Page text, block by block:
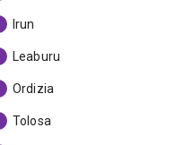
Irun
Leaburu
Ordizia
Tolosa